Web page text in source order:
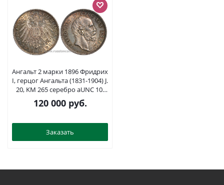
Ангальт 2 марки 1896 Фридрих
I, герцог Ангальта (1831-1904) J.
20, KM 265 серебро aUNC 10-
010-37
120 000руб.
Заказать